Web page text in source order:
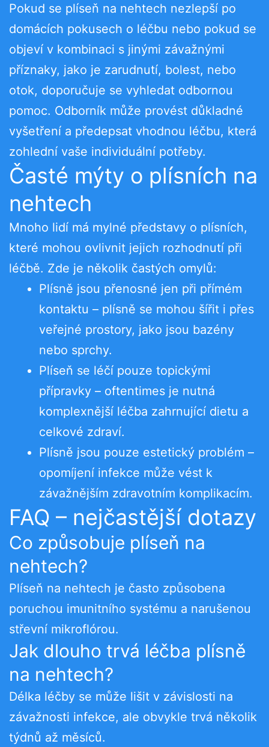
Pokud se plíseň na nehtech nezlepší po
domácích pokusech o léčbu nebo pokud se
objeví v kombinaci s jinými závažnými
příznaky, jako je zarudnutí, bolest, nebo
otok, doporučuje se vyhledat odbornou
pomoc. Odborník může provést důkladné
vyšetření a předepsat vhodnou léčbu, která
zohlední vaše individuální potřeby.
Časté mýty o plísních na
nehtech
Mnoho lidí má mylné představy o plísních,
které mohou ovlivnit jejich rozhodnutí při
léčbě. Zde je několik častých omylů:
Plísně jsou přenosné jen při přímém
kontaktu – plísně se mohou šířit i přes
veřejné prostory, jako jsou bazény
nebo sprchy.
Plíseň se léčí pouze topickými
přípravky – oftentimes je nutná
komplexnější léčba zahrnující dietu a
celkové zdraví.
Plísně jsou pouze estetický problém –
opomíjení infekce může vést k
závažnějším zdravotním komplikacím.
FAQ – nejčastější dotazy
Co způsobuje plíseň na
nehtech?
Plíseň na nehtech je často způsobena
poruchou imunitního systému a narušenou
střevní mikroflórou.
Jak dlouho trvá léčba plísně
na nehtech?
Délka léčby se může lišit v závislosti na
závažnosti infekce, ale obvykle trvá několik
týdnů až měsíců.